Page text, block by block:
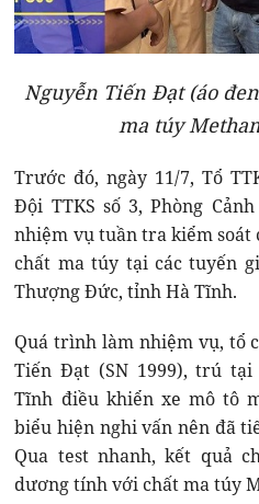
Nguyễn Tiến Đạt (áo
ma túy
Trước đó, ngày 11/7, Tổ
Đội TTKS số 3, Phòng
nhiệm vụ tuần tra kiểm soát
chất ma túy tại các tuyến
Thượng Đức, tỉnh Hà Tĩnh.
Quá trình làm nhiệm vụ, tổ
Tiến Đạt (SN 1999), trú
Tĩnh điều khiển xe mô tô
biểu hiện nghi vấn nên đã
Qua test nhanh, kết quả
dương tính với chất ma túy